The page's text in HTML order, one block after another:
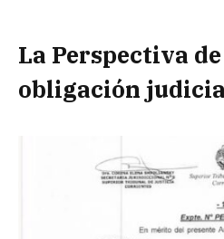
La Perspectiva
obligación